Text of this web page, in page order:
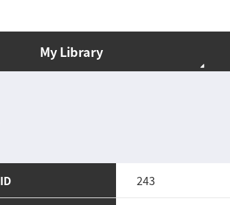
My Library
ID 243